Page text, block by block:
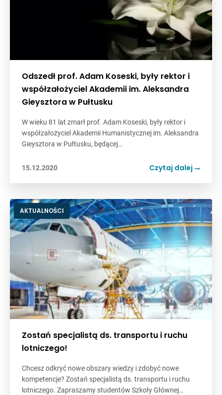
Odszedł prof. Adam Koseski, były rektor i
współzałożyciel Akademii im. Aleksandra
Gieysztora w Pułtusku
W wieku 81 lat zmarł prof. Adam Koseski, były rektor i
współzałożyciel Akademii Humanistycznej im. Aleksandra
Gieysztora w Pułtusku, będącej…
15.12.2020 Czytaj dalej
AKTUALNOŚCI
Zostań specjalistą ds. transportu i ruchu
lotniczego!
Chcesz odkryć nowe obszary wiedzy i zdobyć nowe
kompetencje? Zostań specjalistą ds. transportu i ruchu
lotniczego. Zapraszamy studentów Szkoły Głównej…